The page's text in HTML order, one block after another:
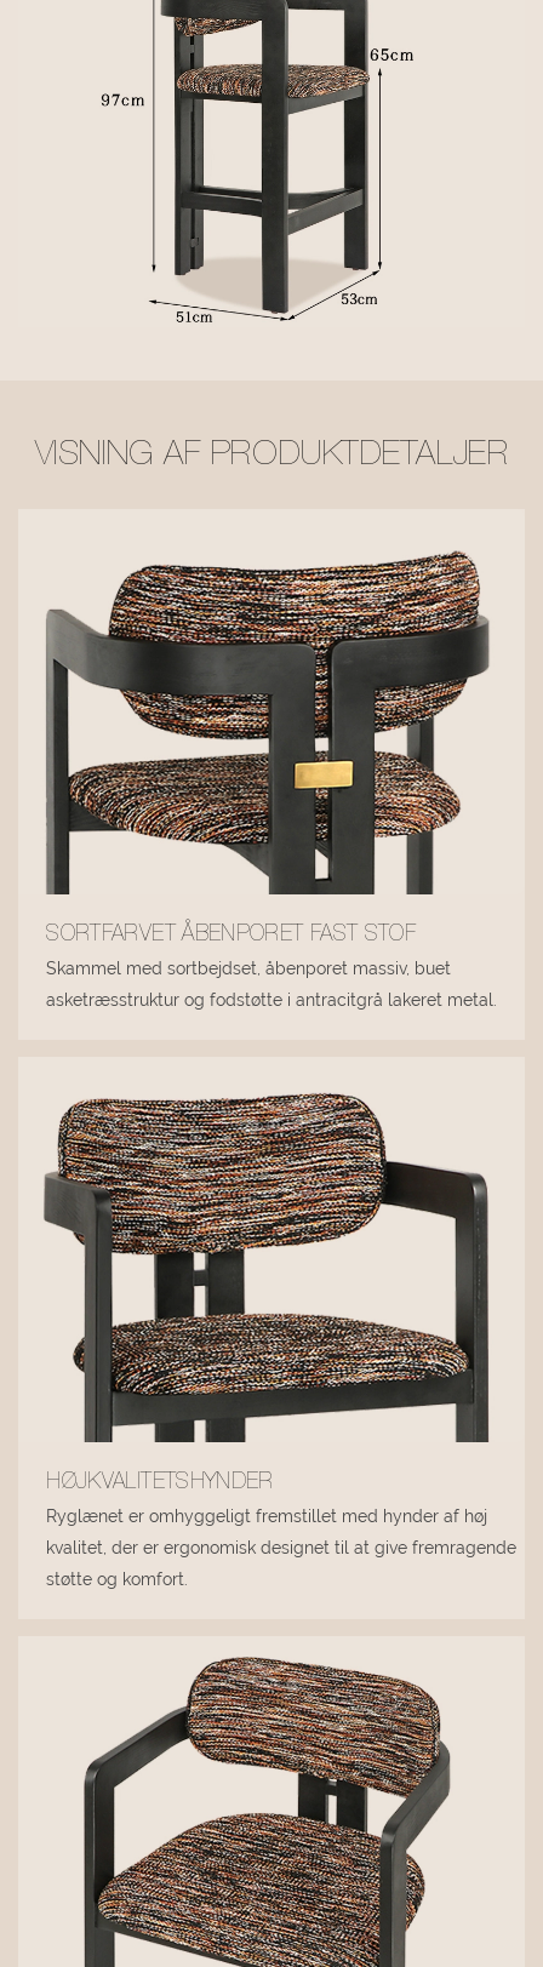
VISNING AF PRODUKTDETALJER
SORTFARVET ÅBENPORET FAST STOF
Skammel med sortbejdset, åbenporet massiv, buet
asketræsstruktur og fodstøtte i antracitgrå lakeret metal.
HØJKVALITETSHYNDER
Ryglænet er omhyggeligt fremstillet med hynder af høj
kvalitet, der er ergonomisk designet til at give fremragende
støtte og komfort.